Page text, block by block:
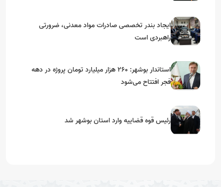
ایجاد بندر تخصصی صادرات مواد معدنی، ضرورتی
راهبردی است
استاندار بوشهر: ۲۶۰ هزار میلیارد تومان پروژه در دهه
فجر افتتاح می‌شود
رئیس قوه قضاییه وارد استان بوشهر شد